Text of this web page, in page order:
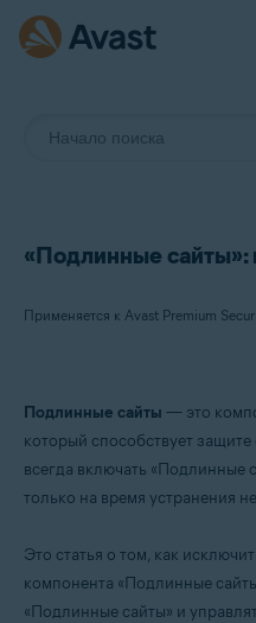
«Подлинные сайты»:
Avast Premium Security 24.x для
разрядная версия
Microsoft Windows 8.1 / Pro /
Microsoft Windows 8 / Pro /
Подлинные сайты — это
который способствует защите
всегда включать «Подлинные
только на время устранения
Это статья о том, как
компонента «Подлинные
«Подлинные сайты» и